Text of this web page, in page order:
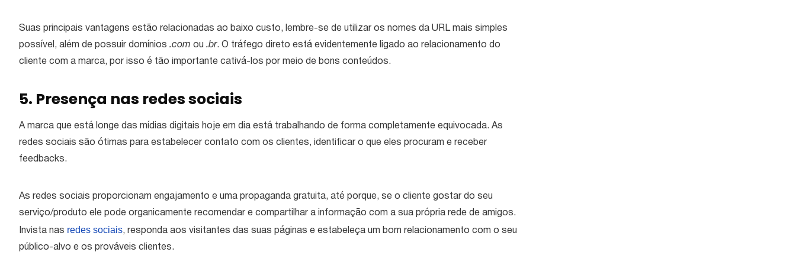
Suas principais vantagens estão relacionadas ao baixo custo, lembre-se de utilizar os nomes da URL mais simples
possível, além de possuir domínios .com ou .br. O tráfego direto está evidentemente ligado ao relacionamento do
cliente com a marca, por isso é tão importante cativá-los por meio de bons conteúdos.
5. Presença nas redes sociais
A marca que está longe das mídias digitais hoje em dia está trabalhando de forma completamente equivocada. As
redes sociais são ótimas para estabelecer contato com os clientes, identificar o que eles procuram e receber
feedbacks.
As redes sociais proporcionam engajamento e uma propaganda gratuita, até porque, se o cliente gostar do seu
serviço/produto ele pode organicamente recomendar e compartilhar a informação com a sua própria rede de amigos.
Invista nas redes sociais, responda aos visitantes das suas páginas e estabeleça um bom relacionamento com o seu
público-alvo e os prováveis clientes.